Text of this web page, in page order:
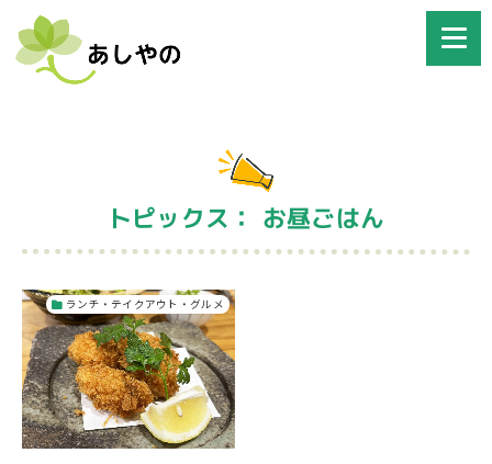
トピックス： お昼ごはん
ランチ・テイクアウト・グルメ